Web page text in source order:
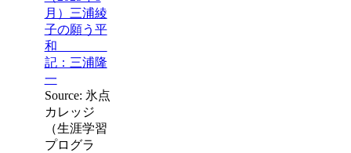
月）三浦綾
子の願う平
和
記：三浦隆
一
Source: 氷点
カレッジ
（生涯学習
プログラ